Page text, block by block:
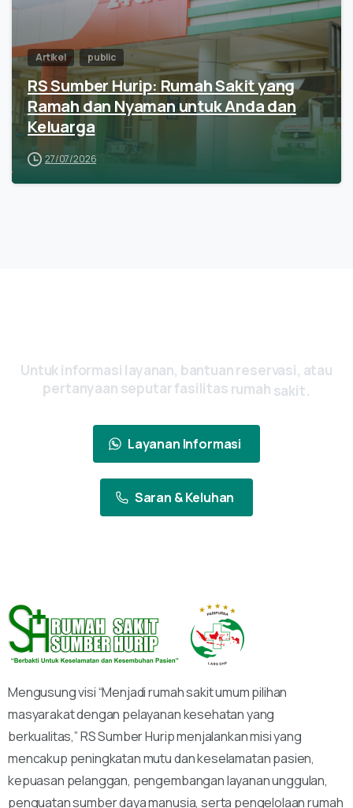
Artikel public
RS Sumber Hurip: Rumah Sakit yang
Ramah dan Nyaman untuk Anda dan
Keluarga
27/07/2026
Untukinformasi layanan, bantuanreservasi, atau
pertanyaan seputarfasilitas rumah sakit.
Layanan Informasi
Saran & Keluhan
Mengusung visi “Menjadi rumah sakit umum pilihan
masyarakat dengan pelayanan kesehatan yang
berkualitas,” RS Sumber Hurip menjalankan misi yang
mencakup peningkatan mutu dan keselamatan pasien,
kepuasan pelanggan, pengembangan layanan unggulan,
penguatan sumber daya manusia, serta pengelolaan rumah